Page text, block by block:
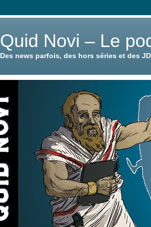
Quid Novi – Le
Des news parfois, des hors séries et des